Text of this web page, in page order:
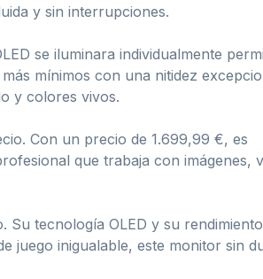
y sin interrupciones.
se iluminara individualmente
mínimos con una nitidez
y colores vivos.
Con un precio de 1.699,99 €, es
que trabaja con imágenes,
Su tecnología OLED y su rendimiento
juego inigualable, este monitor sin